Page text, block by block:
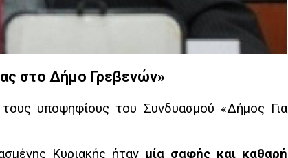
στο Δήμο Γρεβενών»
τους υποψηφίους του Συνδυασμού «Δήμος Για
Κυριακής ήταν μία σαφής και καθαρή